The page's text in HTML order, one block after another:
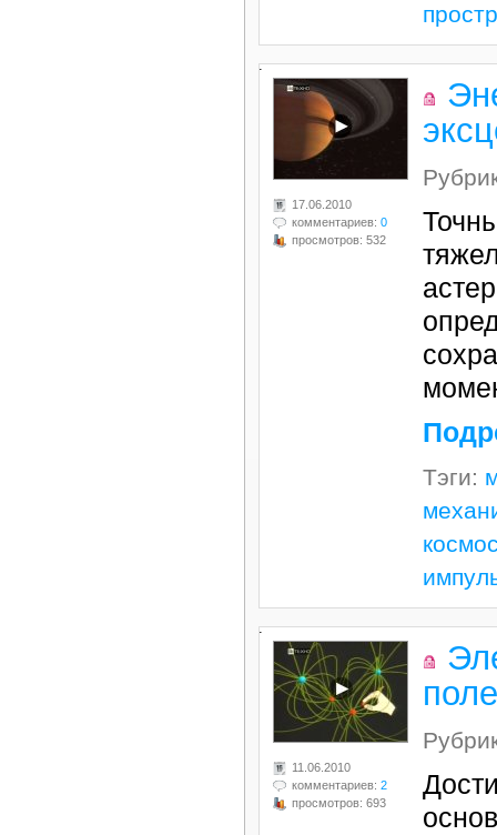
.
17.06.2010
комментариев: 0
просмотров: 532
Тэги:
.
11.06.2010
комментариев: 2
просмотров: 693
поле